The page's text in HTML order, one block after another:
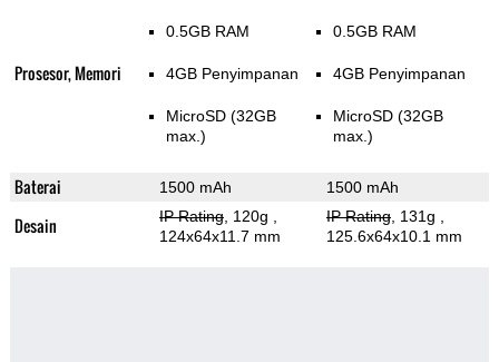
Prosesor, Memori
0.5GB RAM
4GB Penyimpanan
MicroSD (32GB
max.)
0.5GB RAM
4GB Penyimpanan
MicroSD (32GB
max.)
Baterai 1500 mAh 1500 mAh
Desain IP Rating, 120g
124x64x11.7 mm
IP Rating, 131g
125.6x64x10.1 mm